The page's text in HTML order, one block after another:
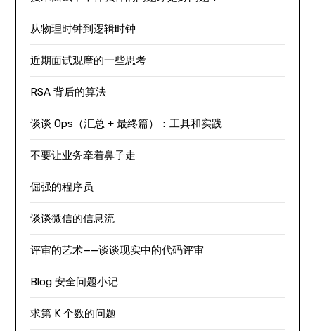
从物理时钟到逻辑时钟
近期面试观摩的一些思考
RSA 背后的算法
谈谈 Ops（汇总 + 最终篇）：工具和实践
不要让业务牵着鼻子走
倔强的程序员
谈谈微信的信息流
评审的艺术——谈谈现实中的代码评审
Blog 安全问题小记
求第 K 个数的问题